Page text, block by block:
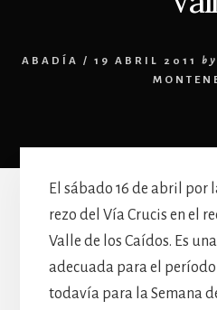
ABADÍA / 19 ABRIL 2011 by
El sábado 16 de abril por
rezo del Vía Crucis en el
Valle de los Caídos. Es
adecuada para el
todavía para la Semana